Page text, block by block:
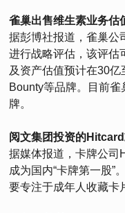
雀巢出售维生素业务估
据彭博社报道，雀巢公
进行战略评估，该评估
及资产估值预计在30亿
Bounty等品牌。目前
牌。
阅文集团投资的
据媒体报道，卡牌公司
成为国内“卡牌第一股”
要专注于成年人收藏卡